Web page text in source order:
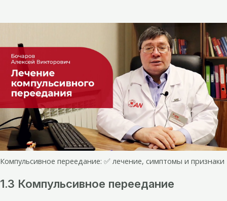
Компульсивное переедание: ✅ лечение, симптомы и признаки
1.3 Компульсивное переедание